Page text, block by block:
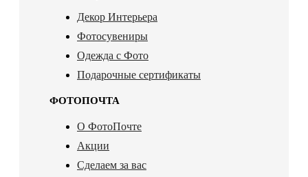
Декор Интерьера
Фотосувениры
Одежда с Фото
Подарочные сертификаты
ФОТОПОЧТА
О ФотоПочте
Акции
Сделаем за вас